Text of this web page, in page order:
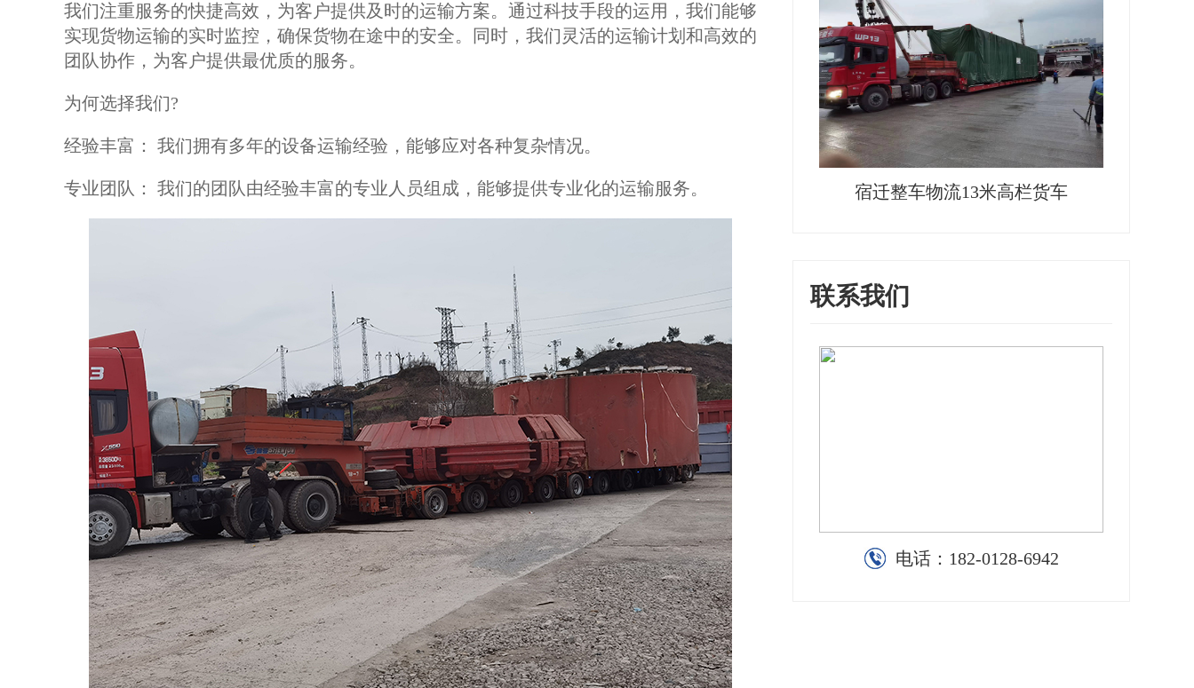
我们注重服务的快捷高效，为客户提供及时的运输方案。通过科技手段的运用，我们能够
实现货物运输的实时监控，确保货物在途中的安全。同时，我们灵活的运输计划和高效的
团队协作，为客户提供最优质的服务。
为何选择我们?
经验丰富： 我们拥有多年的设备运输经验，能够应对各种复杂情况。
专业团队： 我们的团队由经验丰富的专业人员组成，能够提供专业化的运输服务。 宿迁整车物流13米高栏货车
联系我们
电话： 182-0128-6942